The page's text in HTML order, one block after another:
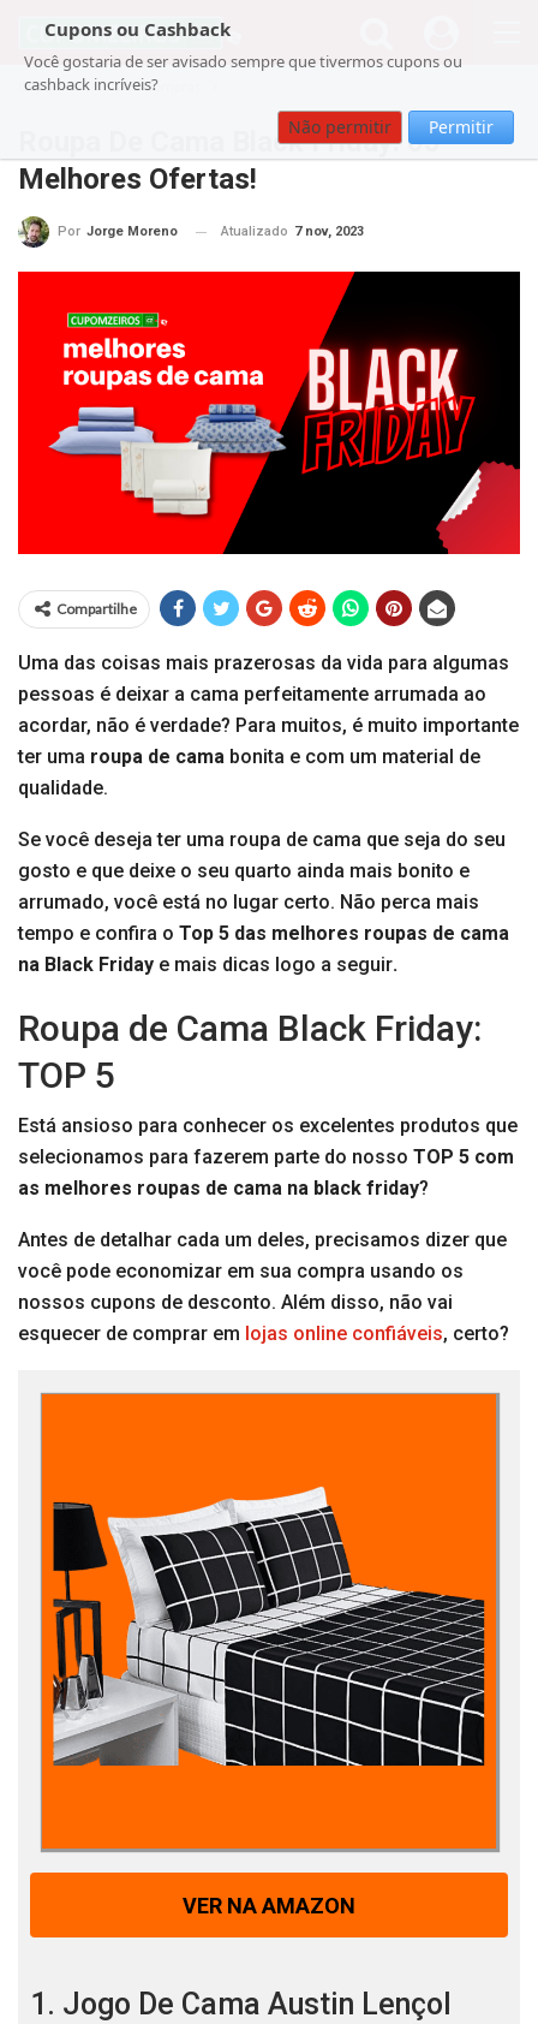
Cupons ou Cashback
Você gostaria de ser avisado sempre que tivermos cupons ou
cashback incríveis?
Não permitir Permitir
Cupom Guia de Compras
Roupa De Cama Black Friday: 05
Melhores Ofertas!
Por Jorge Moreno Atualizado 7 nov, 2023
Compartilhe
Uma das coisas mais prazerosas da vida para algumas
pessoas é deixar a cama perfeitamente arrumada ao
acordar, não é verdade? Para muitos, é muito importante
ter uma roupa de cama bonita e com um material de
qualidade.
Se você deseja ter uma roupa de cama que seja do seu
gosto e que deixe o seu quarto ainda mais bonito e
arrumado, você está no lugar certo. Não perca mais
tempo e confira o Top 5 das melhores roupas de cama
na Black Friday e mais dicas logo a seguir.
Roupa de Cama Black Friday:
TOP 5
Está ansioso para conhecer os excelentes produtos que
selecionamos para fazerem parte do nosso TOP 5 com
as melhores roupas de cama na black friday?
Antes de detalhar cada um deles, precisamos dizer que
você pode economizar em sua compra usando os
nossos cupons de desconto. Além disso, não vai
esquecer de comprar em lojas online confiáveis, certo?
VER NA AMAZON
1. Jogo De Cama Austin Lençol